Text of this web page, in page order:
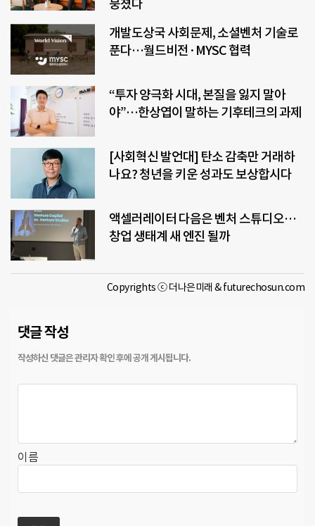
뭉쳤다
개발도상국 사회문제, 소셜벤처 기술로
푼다…월드비전·MYSC 협력
“투자 양극화 시대, 본질을 잃지 말아
야”…한상엽이 말하는 기후테크의 과제
[사회혁신 발언대] 탄소 감축만 거래하
나요? 청년을 키운 성과도 보상합시다
액셀러레이터 다음은 벤처 스튜디오…
창업 생태계 새 엔진 될까
Copyrights ⓒ 더나은미래 & futurechosun.com
댓글 작성
이름